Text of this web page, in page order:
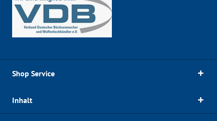
Shop Service
Inhalt